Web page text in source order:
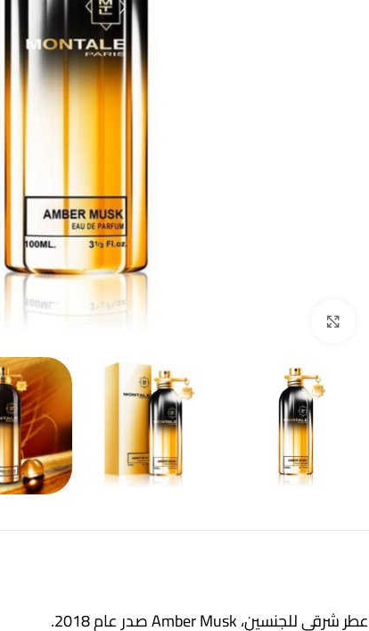
عطر شرقي للجنسين، Amber Musk صدر عام 2018.